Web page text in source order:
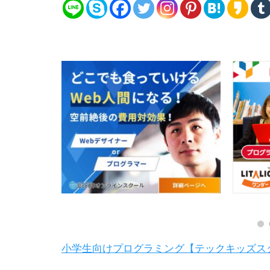
小学生向けプログラミング【テックキッズス